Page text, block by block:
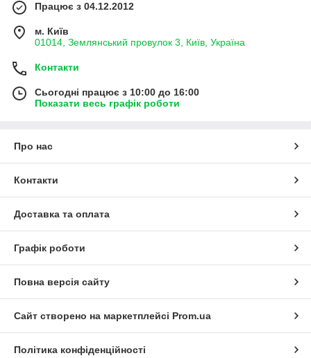
Працює з 04.12.2012
м. Київ
01014, Землянський провулок 3, Київ, Україна
Контакти
Сьогодні працює з 10:00 до 16:00
Показати весь графік роботи
Про нас
Контакти
Доставка та оплата
Графік роботи
Повна версія сайту
Сайт створено на маркетплейсі Prom.ua
Політика конфіденційності